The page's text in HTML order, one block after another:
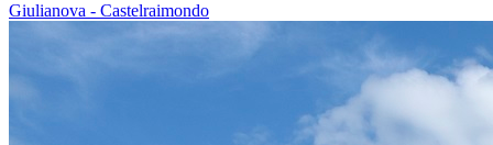
Giulianova - Castelraimondo